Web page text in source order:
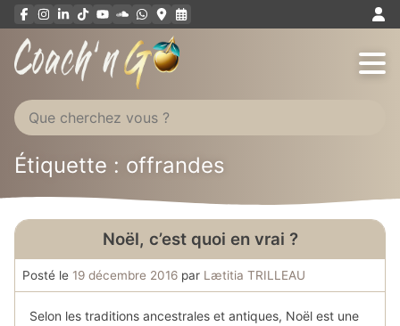
Aller
au
Étiquette : offrandes
Noël, c’est quoi en vrai ?
Posté le 19 décembre 2016 par Lætitia TRILLEAU
Selon les traditions ancestrales et antiques, Noël est une